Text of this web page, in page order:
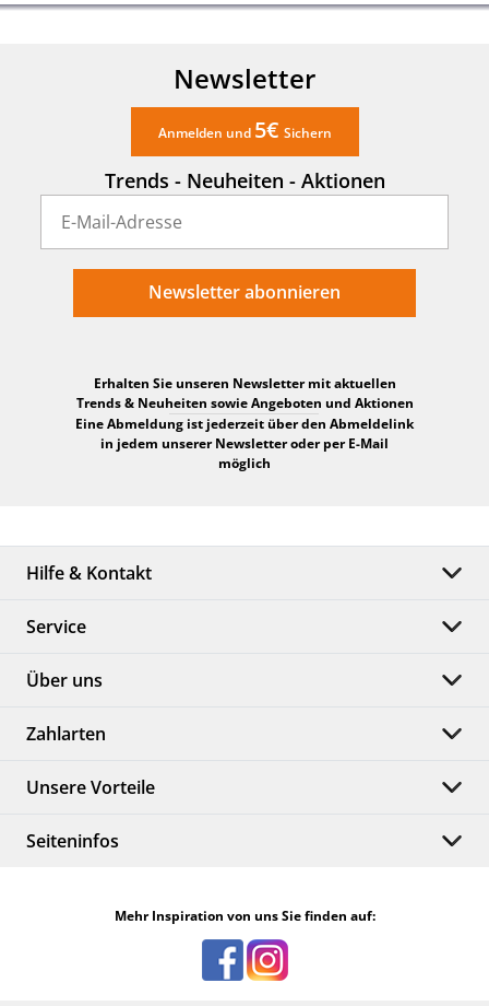
Newsletter
Anmelden und 5€ Sichern
Trends - Neuheiten - Aktionen
Newsletter abonnieren
Erhalten Sie unseren Newsletter mit aktuellen
Trends & Neuheiten sowie Angeboten und Aktionen
Eine Abmeldung ist jederzeit über den Abmeldelink
in jedem unserer Newsletter oder per E-Mail
möglich
Hilfe & Kontakt
Service
Über uns
Zahlarten
Unsere Vorteile
Seiteninfos
Mehr Inspiration von uns Sie finden auf: